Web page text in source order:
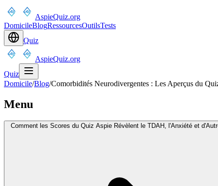
AspieQuiz.org
DomicileBlogRessourcesOutilsTests
Quiz
AspieQuiz.org
Quiz
Domicile/Blog/Comorbidités Neurodivergentes : Les Aperçus du
Menu
Comment les Scores du Quiz Aspie Révèlent le TDAH, l'Anxiété et